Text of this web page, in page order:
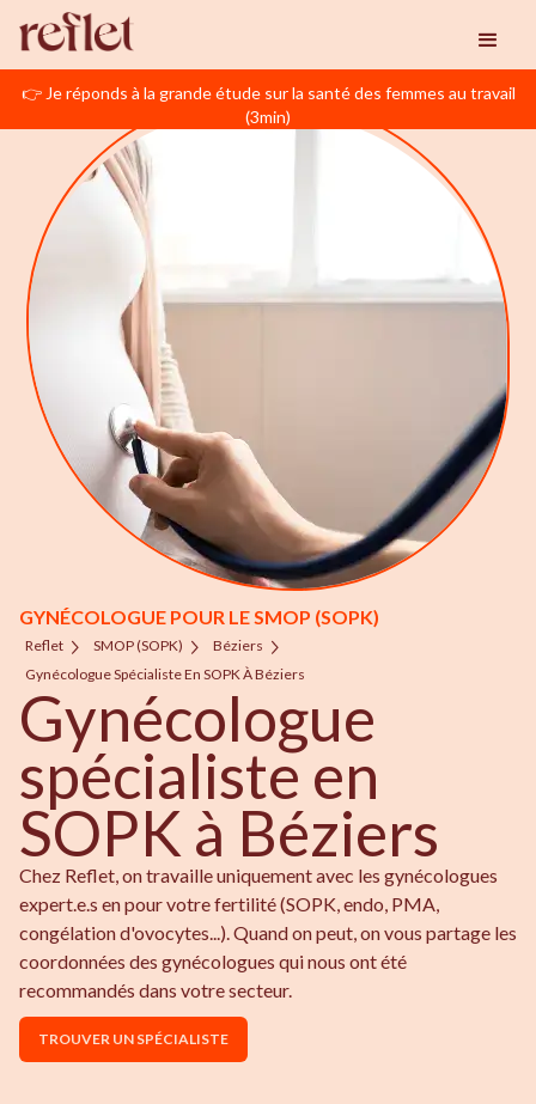
👉 Je réponds à la grande étude sur la santé des femmes au travail
(3min)
GYNÉCOLOGUE POUR LE SMOP (SOPK)
Reflet SMOP (SOPK)
Béziers
Gynécologue Spécialiste En SOPK À Béziers
Gynécologue
spécialiste en
SOPK à Béziers
Chez Reflet, on travaille uniquement avec les gynécologues
expert.e.s en pour votre fertilité (SOPK, endo, PMA,
congélation d'ovocytes...). Quand on peut, on vous partage les
coordonnées des gynécologues qui nous ont été
recommandés dans votre secteur.
TROUVER UN SPÉCIALISTE